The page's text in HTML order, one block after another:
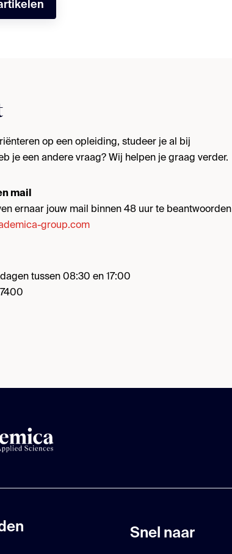
op een opleiding, studeer je al bij
je een andere vraag? Wij helpen je graag verder.
mail
ernaar jouw mail binnen 48 uur te beantwoorden
group.com
tussen 08:30 en 17:00
Snel naar